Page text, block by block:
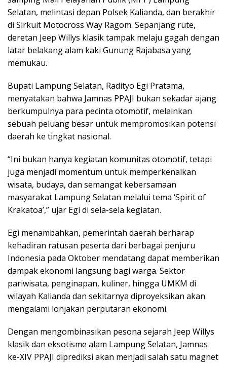
Selatan, melintasi depan Polsek Kalianda, dan berakhir
di Sirkuit Motocross Way Ragom. Sepanjang rute,
deretan Jeep Willys klasik tampak melaju gagah dengan
latar belakang alam kaki Gunung Rajabasa yang
memukau.
Bupati Lampung Selatan, Radityo Egi Pratama,
menyatakan bahwa Jamnas PPAJI bukan sekadar ajang
berkumpulnya para pecinta otomotif, melainkan
sebuah peluang besar untuk mempromosikan potensi
daerah ke tingkat nasional.
“Ini bukan hanya kegiatan komunitas otomotif, tetapi
juga menjadi momentum untuk memperkenalkan
wisata, budaya, dan semangat kebersamaan
masyarakat Lampung Selatan melalui tema ‘Spirit of
Krakatoa’,” ujar Egi di sela-sela kegiatan.
Egi menambahkan, pemerintah daerah berharap
kehadiran ratusan peserta dari berbagai penjuru
Indonesia pada Oktober mendatang dapat memberikan
dampak ekonomi langsung bagi warga. Sektor
pariwisata, penginapan, kuliner, hingga UMKM di
wilayah Kalianda dan sekitarnya diproyeksikan akan
mengalami lonjakan perputaran ekonomi.
Dengan mengombinasikan pesona sejarah Jeep Willys
klasik dan eksotisme alam Lampung Selatan, Jamnas
ke-XIV PPAJI diprediksi akan menjadi salah satu magnet